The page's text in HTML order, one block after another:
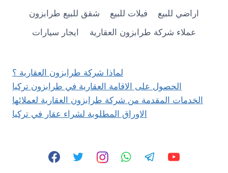
شقق للبيع طرابزون فيلات للبيع
اراضي للبيع
ايجار سيارات
عملاء شركة طرابزون العقارية
لماذا شركة طرابزون العقارية ؟
الحصول على الاقامة العقارية في طرابزون تركيا
الخدمات المقدمة من شركة طرابزون العقارية لعملائها
الاوراق المطلوبة لشراء عقار في تركيا